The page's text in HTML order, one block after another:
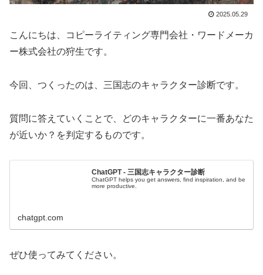
2025.05.29
こんにちは、コピーライティング専門会社・ワードメーカ
ー株式会社の狩生です。
今回、つくったのは、三国志のキャラクター診断です。
質問に答えていくことで、どのキャラクターに一番あなた
が近いか？を判定するものです。
ChatGPT - 三国志キャラクター診断
ChatGPT helps you get answers, find inspiration, and be
more productive.
chatgpt.com
ぜひ使ってみてください。